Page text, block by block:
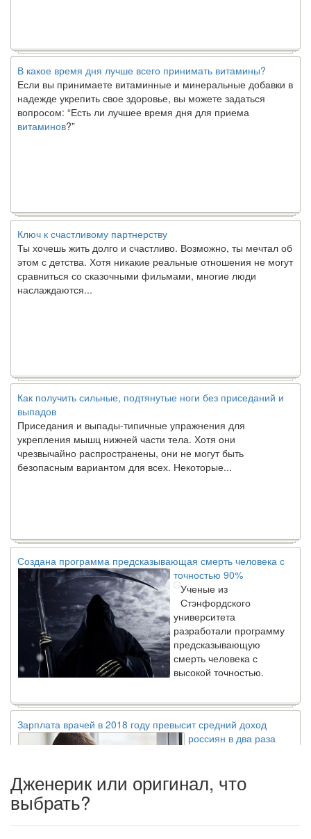
В какое время дня лучше всего принимать витамины?
Если вы принимаете витаминные и минеральные добавки в
надежде укрепить свое здоровье, вы можете задаться
вопросом: “Есть ли лучшее время дня для приема
витаминов ?”
Ключ к счастливому партнерству
Ты хочешь жить долго и счастливо. Возможно, ты мечтал об
этом с детства. Хотя никакие реальные отношения не могут
сравниться со сказочными фильмами, многие люди
наслаждаются...
Как получить сильные, подтянутые ноги без приседаний и
выпадов
Приседания и выпады-типичные упражнения для
укрепления мышц нижней части тела. Хотя они
чрезвычайно распространены, они не могут быть
безопасным вариантом для всех. Некоторые...
Создана программа предсказывающая смерть человека с
точностью 90%
Ученые из
Стэнфордского
университета
разработали программу
предсказывающую
смерть человека с
высокой точностью.
Зарплата врачей в 2018 году превысит средний доход
россиян в два раза
Глава Минздрава РФ
сообщение о падении
Дженерик или оригинал, что
выбрать?